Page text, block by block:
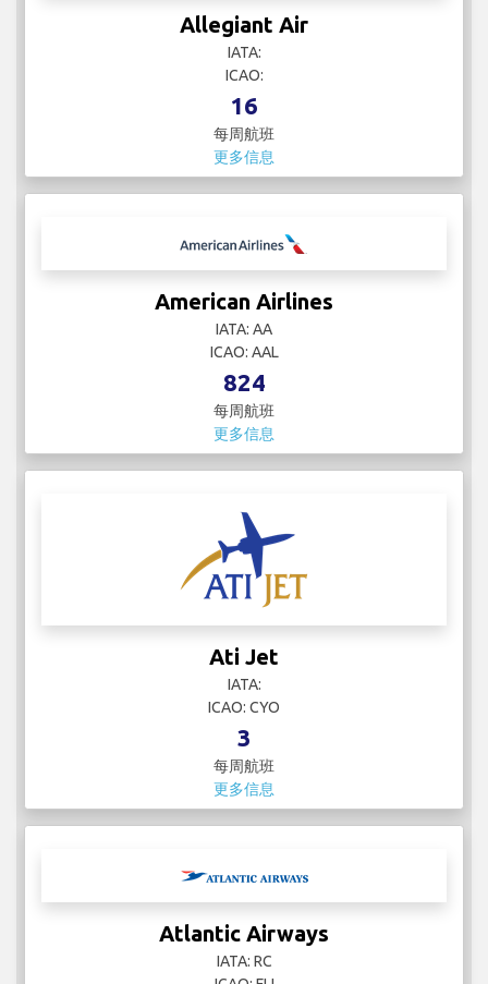
Allegiant Air
IATA:
ICAO:
16
每周航班
更多信息
American Airlines
IATA: AA
ICAO: AAL
824
每周航班
更多信息
Ati Jet
IATA:
ICAO: CYO
3
每周航班
更多信息
Atlantic Airways
IATA: RC